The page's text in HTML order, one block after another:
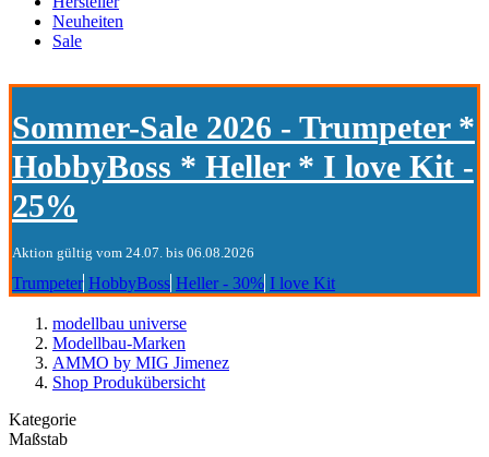
Neuheiten
Sale
Sommer-Sale 2026 - Trumpeter *
HobbyBoss * Heller * I love Kit -
25%
Aktion gültig vom 24.07. bis 06.08.2026
Trumpeter HobbyBoss Heller - 30% I love Kit
modellbau universe
Modellbau-Marken
AMMO by MIG Jimenez
Shop Produkübersicht
Kategorie
Maßstab